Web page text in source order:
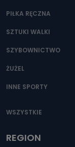
PIŁKA RĘCZNA
SZTUKI WALKI
SZYBOWNICTWO
ŻUŻEL
INNE SPORTY
WSZYSTKIE
REGION